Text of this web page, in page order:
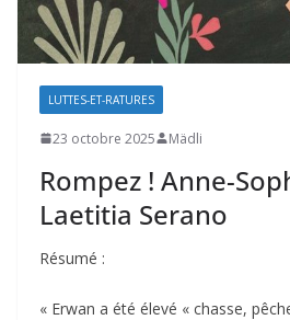
LUTTES-ET-RATURES
23 octobre 2025 Mädli
Rompez ! Anne-
Laetitia Serano
Résumé :
« Erwan a été élevé « chasse,